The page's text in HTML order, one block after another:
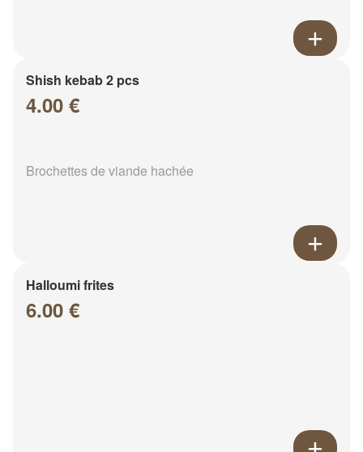
Shish kebab 2 pcs
4.00 €
Brochettes de viande hachée
Halloumi frites
6.00 €